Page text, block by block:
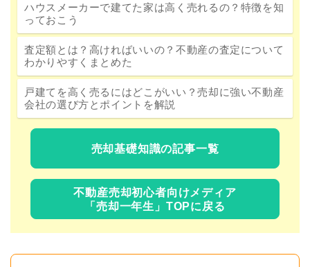
ハウスメーカーで建てた家は高く売れるの？特徴を知
っておこう
査定額とは？高ければいいの？不動産の査定について
わかりやすくまとめた
戸建てを高く売るにはどこがいい？売却に強い不動産
会社の選び方とポイントを解説
売却基礎知識の記事一覧
不動産売却初心者向けメディア
「売却一年生」TOPに戻る